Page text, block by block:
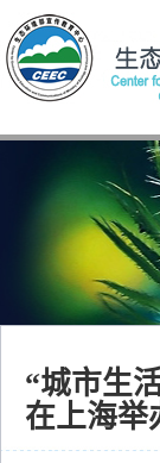
“城市生
在上海举